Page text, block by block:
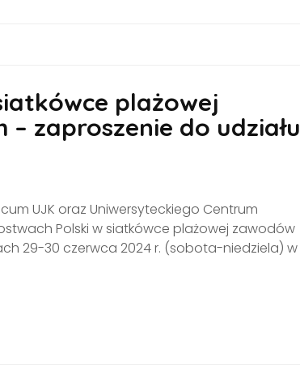
plażowej
zaproszenie do udziału
UJK oraz Uniwersyteckiego Centrum
Polski w siatkówce plażowej zawodów
29-30 czerwca 2024 r. (sobota-niedziela) w